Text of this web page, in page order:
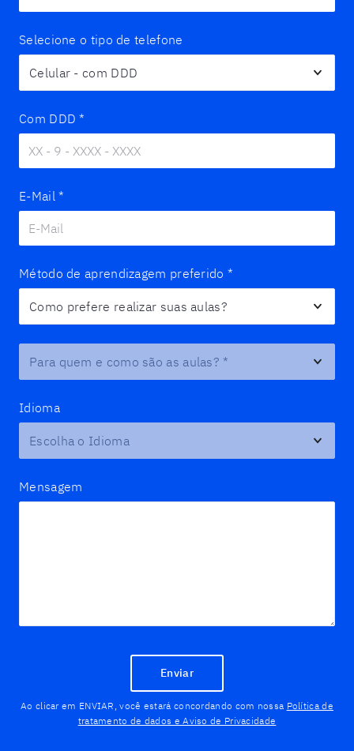
Selecione o tipo de telefone
Com DDD *
E-Mail *
Método de aprendizagem preferido *
Idioma
Mensagem
Enviar
Ao clicar em ENVIAR, você estará concordando com nossa Política de
tratamento de dados e Aviso de Privacidade